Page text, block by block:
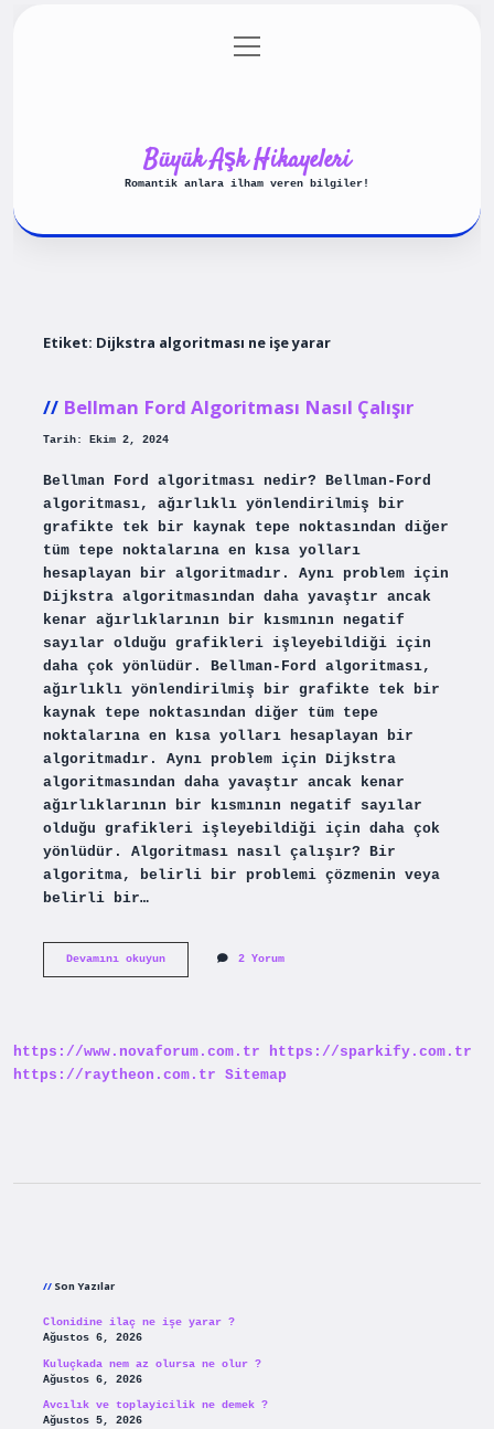
Gizlilik Politikası
menüyü
aç
Büyük Aşk Hikayeleri
Romantik anlara ilham veren bilgiler!
Etiket: Dijkstra algoritması ne işe yarar
Bellman Ford Algoritması Nasıl Çalışır
Tarih: Ekim 2, 2024
Bellman Ford algoritması nedir? Bellman-Ford
algoritması, ağırlıklı yönlendirilmiş bir
grafikte tek bir kaynak tepe noktasından diğer
tüm tepe noktalarına en kısa yolları
hesaplayan bir algoritmadır. Aynı problem için
Dijkstra algoritmasından daha yavaştır ancak
kenar ağırlıklarının bir kısmının negatif
sayılar olduğu grafikleri işleyebildiği için
daha çok yönlüdür. Bellman-Ford algoritması,
ağırlıklı yönlendirilmiş bir grafikte tek bir
kaynak tepe noktasından diğer tüm tepe
noktalarına en kısa yolları hesaplayan bir
algoritmadır. Aynı problem için Dijkstra
algoritmasından daha yavaştır ancak kenar
ağırlıklarının bir kısmının negatif sayılar
olduğu grafikleri işleyebildiği için daha çok
yönlüdür. Algoritması nasıl çalışır? Bir
algoritma, belirli bir problemi çözmenin veya
belirli bir…
Devamını okuyunBellman
2 Yorum
https://www.novaforum.com.tr
https://sparkify.com.tr
https://raytheon.com.tr Sitemap
Son Yazılar
Clonidine ilaç ne işe yarar ?
Ağustos 6, 2026
Kuluçkada nem az olursa ne olur ?
Ağustos 6, 2026
Avcılık ve toplayicilik ne demek ?
Ağustos 5, 2026